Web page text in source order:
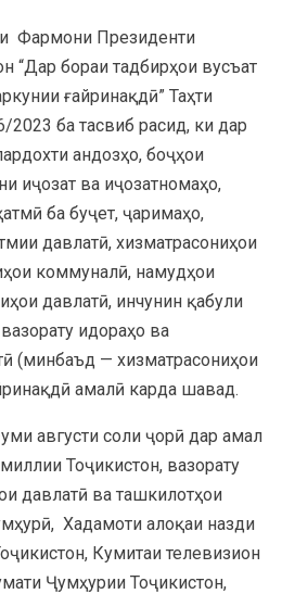
Фармони Президенти
“Дар бораи тадбирҳои вусъат
ғайринақдӣ” Таҳти
2023 ба тасвиб расид, ки дар
андозҳо, боҷҳои
иҷозат ва иҷозатномаҳо,
ба буҷет, ҷаримаҳо,
давлатӣ, хизматрасониҳои
коммуналӣ, намудҳои
давлатӣ, инчунин қабули
идораҳо ва
(минбаъд — хизматрасониҳои
амалӣ карда шавад.
августи соли ҷорӣ дар амал
Тоҷикистон, вазорату
давлатӣ ва ташкилотҳои
Хадамоти алоқаи назди
Кумитаи телевизион
Ҷумҳурии Тоҷикистон,